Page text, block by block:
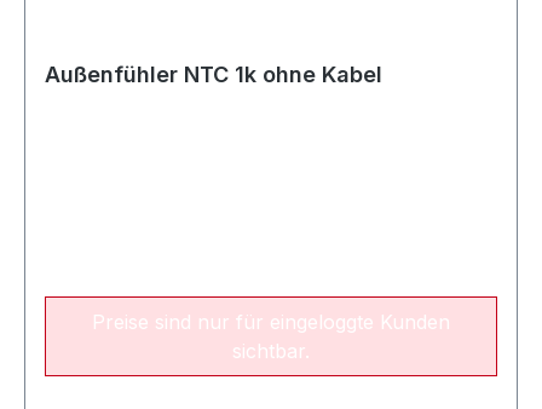
Außenfühler NTC 1k ohne Kabel
Preise sind nur für eingeloggte Kunden
sichtbar.